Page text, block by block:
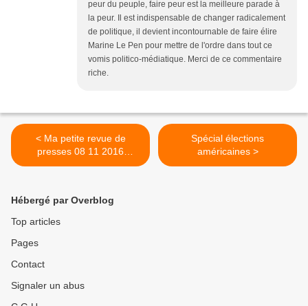
peur du peuple, faire peur est la meilleure parade à
la peur. Il est indispensable de changer radicalement
de politique, il devient incontournable de faire élire
Marine Le Pen pour mettre de l'ordre dans tout ce
vomis politico-médiatique. Merci de ce commentaire
riche.
< Ma petite revue de
presses 08 11 2016
(Première partie)
Spécial élections
américaines >
Hébergé par Overblog
Top articles
Pages
Contact
Signaler un abus